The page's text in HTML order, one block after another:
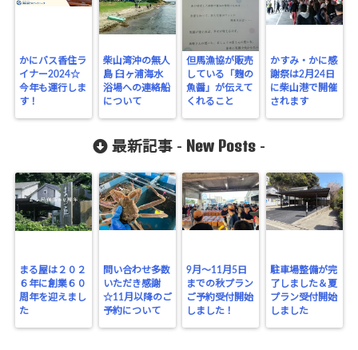
かにバス香住ラ
イナー2024☆
今年も運行しま
す！
柴山湾沖の無人
島 臼ヶ浦海水
浴場への連絡船
について
但馬漁協が販売
している「麹の
魚醤」が伝えて
くれること
かすみ・かに感
謝祭は2月24日
に柴山港で開催
されます
最新記事 - New Posts -
まる屋は２０２
６年に創業６０
周年を迎えまし
た
問い合わせ多数
いただき感謝
☆11月以降のご
予約について
9月～11月5日
までの秋プラン
ご予約受付開始
しました！
駐車場整備が完
了しました＆夏
プラン受付開始
しました